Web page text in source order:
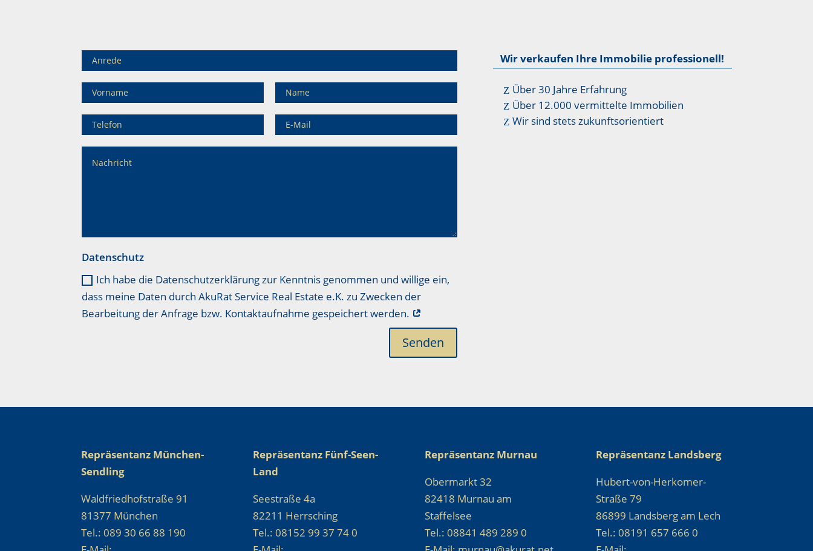
Datenschutz
Ich habe die Datenschutzerklärung zur Kenntnis genommen und willige ein,
dass meine Daten durch AkuRat Service Real Estate e.K. zu Zwecken der
Bearbeitung der Anfrage bzw. Kontaktaufnahme gespeichert werden.
Senden
Wir verkaufen Ihre Immobilie professionell!
Über 30 Jahre Erfahrung
Über 12.000 vermittelte Immobilien
Wir sind stets zukunftsorientiert
Repräsentanz München-
Sendling
Waldfriedhofstraße 91
81377 München
Tel.: 089 30 66 88 190
Repräsentanz Fünf-Seen-
Land
Seestraße 4a
82211 Herrsching
Tel.: 08152 99 37 74 0
Repräsentanz Murnau
Obermarkt 32
82418 Murnau am
Staffelsee
Tel.: 08841 489 289 0
Repräsentanz Landsberg
Hubert-von-Herkomer-
Straße 79
86899 Landsberg am Lech
Tel.: 08191 657 666 0